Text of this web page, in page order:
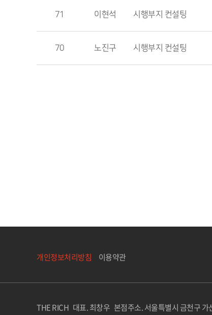
71 이현석 시행부지 컨설팅
70 노진구 시행부지 컨설팅
개인정보처리방침 이용약관
THE RICH 대표. 최창우 본점주소. 서울특별시 금천구